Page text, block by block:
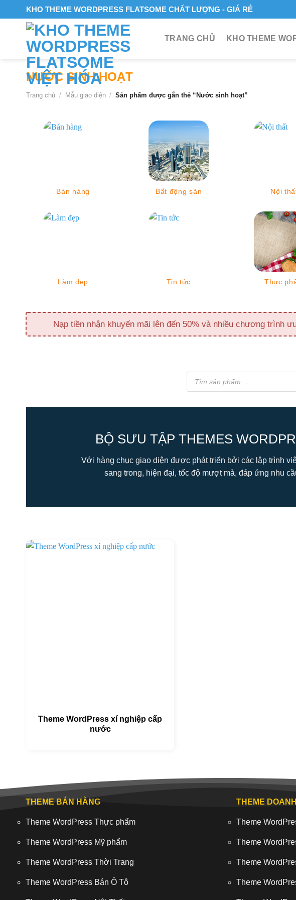
to
KHO THEME WORDPRESS FLATSOME CHẤT LƯỢNG - GIÁ RẺ
TRANG CHỦ KHO THEME
NƯỚC SINH HOẠT
Trang chủ / Mẫu giao diện / Sản phẩm được gắn thẻ “Nước sinh hoạt”
Bán hàng Bất động sản Nội
Làm đẹp Tin tức Thực
Nạp tiền nhận khuyến mãi lên đến 50% và nhiều chương trình
Tìm
kiếm
sản
BỘ SƯU TẬP THEMES
Với hàng chục giao diện được phát triển bởi các lập trình
sang trong, hiện đại, tốc độ mượt mà, đáp ứng nhu
Theme WordPress xí nghiệp cấp
nước
THEME BÁN HÀNG
Theme WordPress Thực phẩm
Theme WordPress Mỹ phẩm
Theme WordPress Thời Trang
Theme WordPress Bán Ô Tô
THEME
Theme
Theme
Theme
Theme